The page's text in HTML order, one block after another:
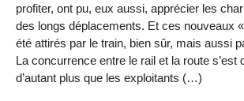
profiter, ont pu, eux aussi, apprécier les
des longs déplacements. Et ces nouveaux
été attirés par le train, bien sûr, mais aussi
La concurrence entre le rail et la route s’est
d’autant plus que les exploitants (…)